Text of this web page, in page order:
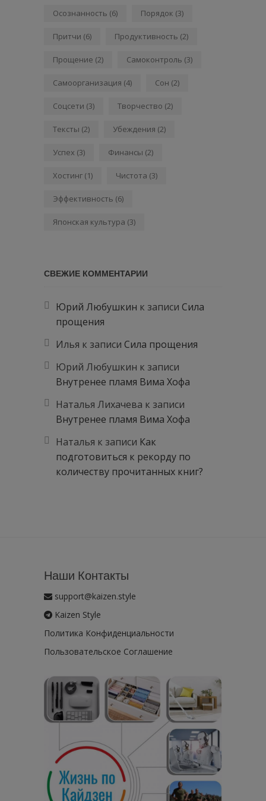
Осознанность (6) Порядок (3)
Притчи (6) Продуктивность (2)
Прощение (2) Самоконтроль (3)
Самоорганизация (4) Сон (2)
Соцсети (3) Творчество (2)
Тексты (2) Убеждения (2)
Успех (3) Финансы (2)
Хостинг (1) Чистота (3)
Эффективность (6)
Японская культура (3)
СВЕЖИЕ КОММЕНТАРИИ
Юрий Любушкин к записи Сила
прощения
Илья к записи Сила прощения
Юрий Любушкин к записи
Внутренее пламя Вима Хофа
Наталья Лихачева к записи
Внутренее пламя Вима Хофа
Наталья к записи Как
подготовиться к рекорду по
количеству прочитанных книг?
Наши Контакты
support@kaizen.style
Kaizen Style
Политика Конфиденциальности
Пользовательское Соглашение